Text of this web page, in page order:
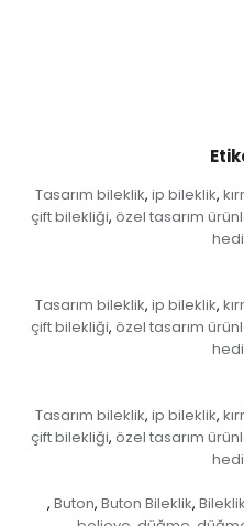
Tasarım bileklik, ip bileklik,
çift bilekliği, özel tasarım
Tasarım bileklik, ip bileklik,
çift bilekliği, özel tasarım
Tasarım bileklik, ip bileklik,
çift bilekliği, özel tasarım
, Buton, Buton Bileklik, Bileklik